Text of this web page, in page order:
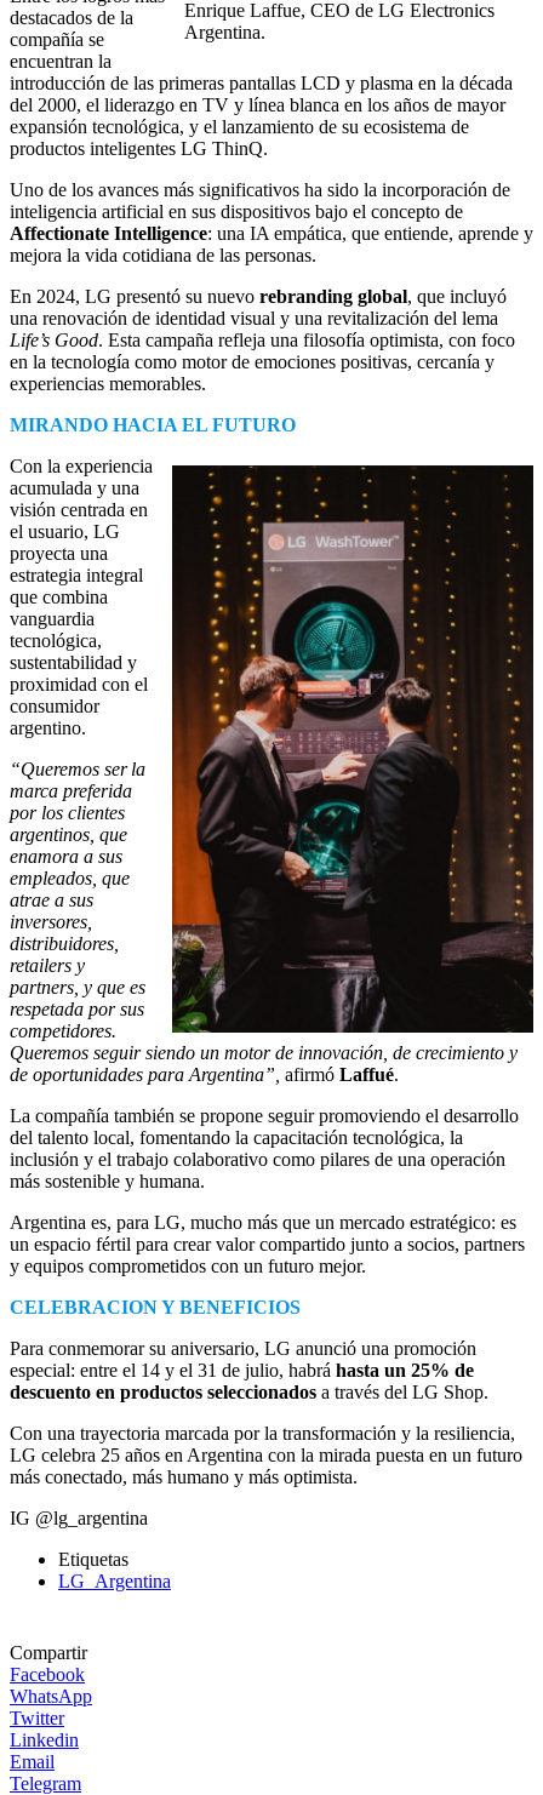
Enrique Laffue, CEO de LG Electronics
Argentina.
destacados de la
compañía se
encuentran la
introducción de las primeras pantallas LCD y plasma en la década
del 2000, el liderazgo en TV y línea blanca en los años de mayor
expansión tecnológica, y el lanzamiento de su ecosistema de
productos inteligentes LG ThinQ.
Uno de los avances más significativos ha sido la incorporación de
inteligencia artificial en sus dispositivos bajo el concepto de
Affectionate Intelligence: una IA empática, que entiende, aprende y
mejora la vida cotidiana de las personas.
En 2024, LG presentó su nuevo rebranding global, que incluyó
una renovación de identidad visual y una revitalización del lema
Life’s Good. Esta campaña refleja una filosofía optimista, con foco
en la tecnología como motor de emociones positivas, cercanía y
experiencias memorables.
MIRANDO HACIA EL FUTURO
Con la experiencia
acumulada y una
visión centrada en
el usuario, LG
proyecta una
estrategia integral
que combina
vanguardia
tecnológica,
sustentabilidad y
proximidad con el
consumidor
argentino.
“Queremos serla
marca preferida
por los clientes
argentinos, que
enamora a sus
empleados, que
atrae a sus
inversores,
distribuidores,
retailers y
partners, y que es
respetada por sus
competidores.
Queremos seguir siendo un motor de innovación, de crecimiento y
de oportunidades para Argentina”, afirmó Laffué.
La compañía también se propone seguir promoviendo el desarrollo
del talento local, fomentando la capacitación tecnológica, la
inclusión y el trabajo colaborativo como pilares de una operación
más sostenible y humana.
Argentina es, para LG, mucho más que un mercado estratégico: es
un espacio fértil para crear valor compartido junto a socios, partners
y equipos comprometidos con un futuro mejor.
CELEBRACION Y BENEFICIOS
Para conmemorar su aniversario, LG anunció una promoción
especial: entre el 14 y el 31 de julio, habrá hasta un 25% de
descuento en productos seleccionados a través del LG Shop.
Con una trayectoria marcada por la transformación y la resiliencia,
LG celebra 25 años en Argentina con la mirada puesta en un futuro
más conectado, más humano y más optimista.
IG @lg_argentina
Etiquetas
LG_Argentina
Compartir
Facebook
WhatsApp
Twitter
Linkedin
Email
Telegram